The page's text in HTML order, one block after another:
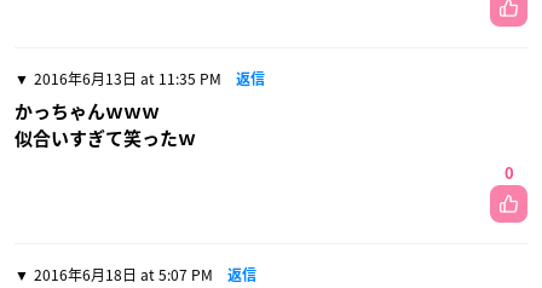
2016年6月13日 at 11:35 PM 返信
かっちゃんｗｗｗ
似合いすぎて笑ったｗ
0
2016年6月18日 at 5:07 PM 返信